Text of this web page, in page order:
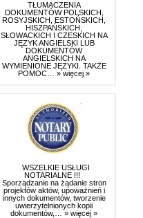
TŁUMACZENIA
DOKUMENTÓW POLSKICH,
ROSYJSKICH, ESTOŃSKICH,
HISZPAŃSKICH,
SŁOWACKICH I CZESKICH NA
JĘZYK ANGIELSKI LUB
DOKUMENTÓW
ANGIELSKICH NA
WYMIENIONE JĘZYKI. TAKŻE
POMOC… » więcej »
WSZELKIE USŁUGI
NOTARIALNE !!!
Sporządzanie na żądanie stron
projektów aktów, upoważnień i
innych dokumentów, tworzenie
uwierzytelnionych kopii
dokumentów,… » więcej »